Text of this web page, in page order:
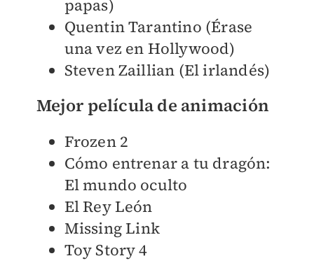
papas)
Quentin Tarantino (Érase
una vez en Hollywood)
Steven Zaillian (El irlandés)
Mejor película de animación
Frozen 2
Cómo entrenar a tu dragón:
El mundo oculto
El Rey León
Missing Link
Toy Story 4